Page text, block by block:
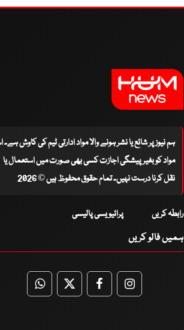
ہم نیوز پر شائع یا نشر ہونے والا مواد ادارتی ٹیم کی کاوش
مواد کو بغیر پیشگی اجازت کسی بھی صورت میں استعمال یا
نقل کرنا درست نہیں۔ تمام حقوق محفوظ ہیں © 2026
رابطہ کریں پرائیویسی پالیسی
ہمیں فالو کریں
WhatsApp
TwitterFacebookFacebook